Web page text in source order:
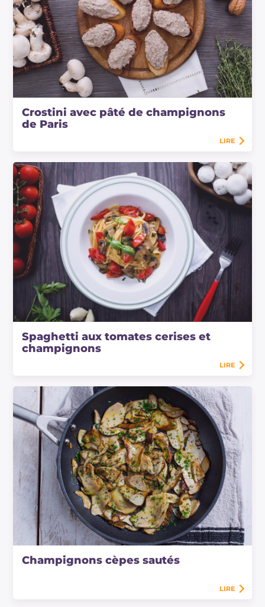
Crostini avec pâté de champignons
de Paris
LIRE
Spaghetti aux tomates cerises et
champignons
LIRE
Champignons cèpes sautés
LIRE